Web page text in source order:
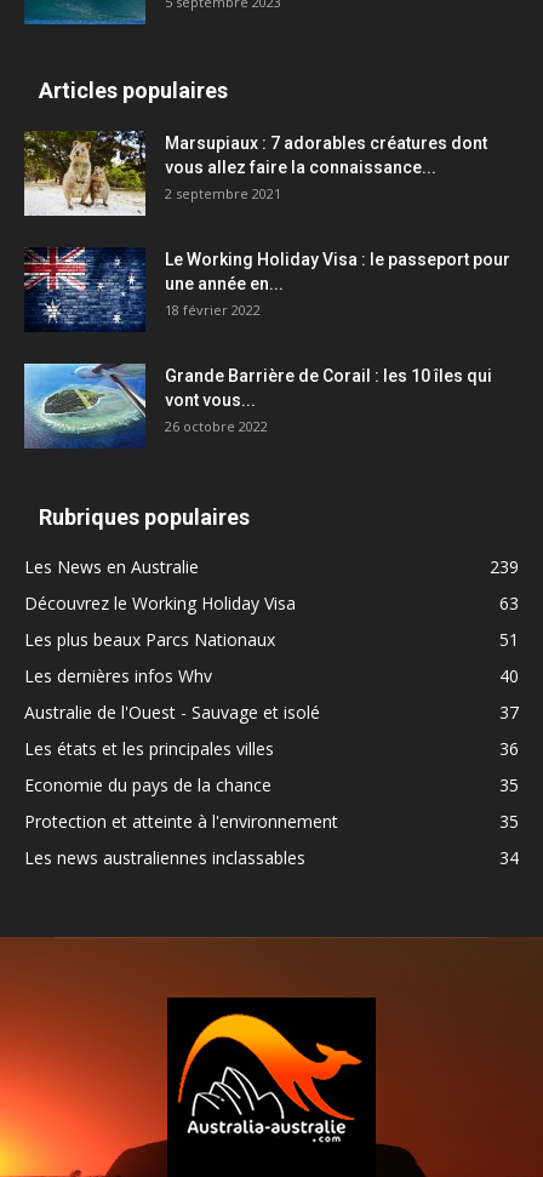
Articles populaires
Marsupiaux : 7 adorables créatures dont
vous allez faire la connaissance...
2 septembre 2021
Le Working Holiday Visa : le passeport pour
une année en...
18 février 2022
Grande Barrière de Corail : les 10 îles qui
vont vous...
26 octobre 2022
Rubriques populaires
Les News en Australie
239
Découvrez le Working Holiday Visa
63
Les plus beaux Parcs Nationaux
51
Les dernières infos Whv
40
Australie de l'Ouest - Sauvage et isolé
37
Les états et les principales villes
36
Economie du pays de la chance
35
Protection et atteinte à l'environnement
35
Les news australiennes inclassables
34